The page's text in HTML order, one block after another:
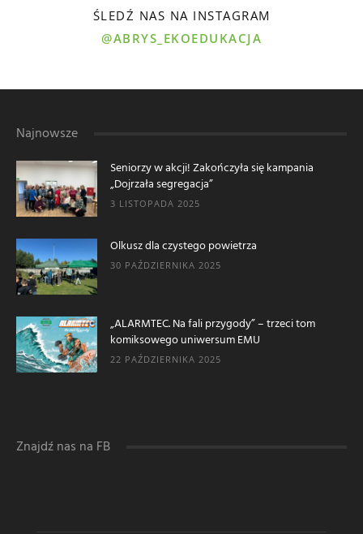
ŚLEDŹ NAS NA INSTAGRAM
@ABRYS_EKOEDUKACJA
Najnowsze
Seniorzy w akcji! Zakończyła się kampania
„Dojrzała segregacja”
3 LISTOPADA 2025
Olkusz dla czystego powietrza
30 PAŹDZIERNIKA 2025
„ALARMTEC. Na fali przygody” – trzeci tom
komiksowego uniwersum EMU
22 PAŹDZIERNIKA 2025
Znajdź nas na FB